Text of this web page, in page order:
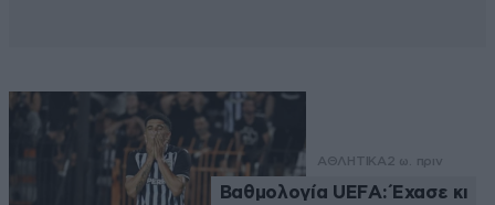
ΑΘΛΗΤΙΚΑ2 ω. πριν
Βαθμολογία UEFA: Έχασε κι